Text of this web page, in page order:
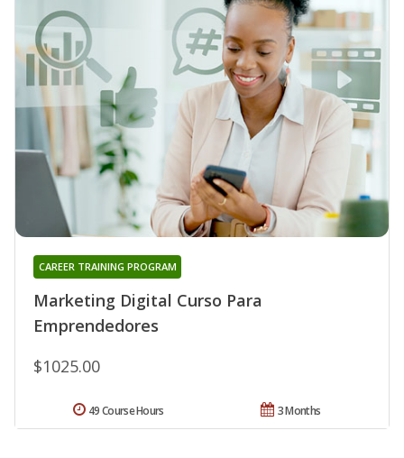
Marketing Digital Curso Para
Emprendedores
CAREER TRAINING PROGRAM
$1025.00
3 Months
49 Course Hours